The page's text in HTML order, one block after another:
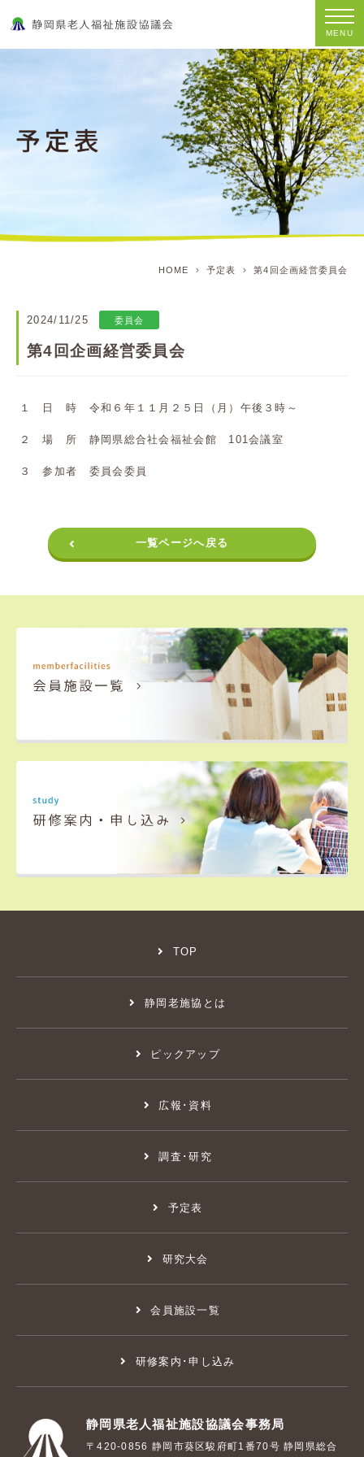
MENU
HOME 予定表 第4回企画経営委員会
2024/11/25 委員会
第4回企画経営委員会
１ 日 時 令和６年１１月２５日（月）午後３時～
２ 場 所 静岡県総合社会福祉会館 101会議室
３ 参加者 委員会委員
一覧ページへ戻る
TOP
静岡老施協とは
ピックアップ
広報･資料
調査･研究
予定表
研究大会
会員施設一覧
研修案内･申し込み
静岡県老人福祉施設協議会事務局
〒420-0856 静岡市葵区駿府町1番70号 静岡県総合